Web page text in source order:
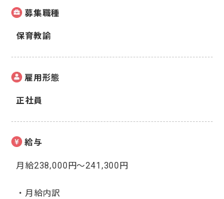
募集職種
保育教諭
雇用形態
正社員
給与
月給238,000円〜241,300円
・月給内訳